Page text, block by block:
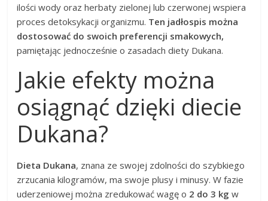
ilości wody oraz herbaty zielonej lub czerwonej wspiera
proces detoksykacji organizmu. Ten jadłospis można
dostosować do swoich preferencji smakowych,
pamiętając jednocześnie o zasadach diety Dukana.
Jakie efekty można
osiągnąć dzięki diecie
Dukana?
Dieta Dukana, znana ze swojej zdolności do szybkiego
zrzucania kilogramów, ma swoje plusy i minusy. W fazie
uderzeniowej można zredukować wagę o 2 do 3 kg w